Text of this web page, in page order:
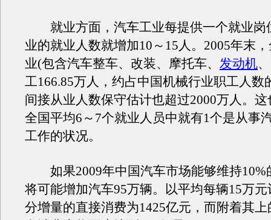
就业方面，汽车工业每提供一个就业岗
业的就业人数就增加10～15人。2005年末
业(包含汽车整车、改装、摩托车、 发动机
工166.85万人，约占中国机械行业职工人数
间接从业人数保守估计也超过2000万人。
全国平均6～7个就业人员中就有1个是从事
工作的状况。
如果2009年中国汽车市场能够维持10%
将可能增加汽车95万辆。以平均每辆15万
分增量的直接消费为1425亿元，而附着其